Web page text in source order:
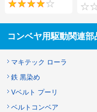
コンベヤ用駆動関連
マキテック ローラ
鉄 黒染め
Vベルト プーリ
ベルトコンベア